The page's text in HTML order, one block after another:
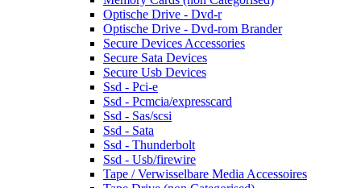
Optische Drive - Dvd-r
Optische Drive - Dvd-rom Brander
Secure Devices Accessories
Secure Sata Devices
Secure Usb Devices
Ssd - Pci-e
Ssd - Pcmcia/expresscard
Ssd - Sas/scsi
Ssd - Sata
Ssd - Thunderbolt
Ssd - Usb/firewire
Tape / Verwisselbare Media Accessoires